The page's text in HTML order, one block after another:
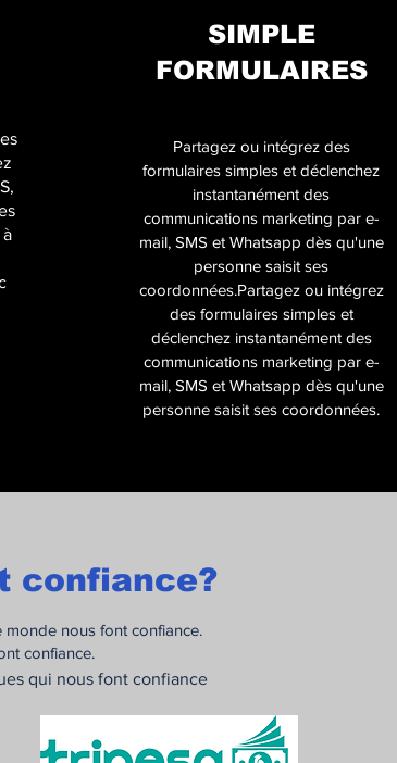
SIMPLE
FORMULAIRES
Partagez ou intégrez des
formulaires simples et déclenchez
instantanément des
communications marketing par e-
mail, SMS et Whatsapp dès qu'une
personne saisit ses
coordonnées.Partagez ou intégrez
des formulaires simples et
déclenchez instantanément des
communications marketing par e-
mail, SMS et Whatsapp dès qu'une
personne saisit ses coordonnées.
confiance?
nous font confiance.
confiance.
qui nous font confiance